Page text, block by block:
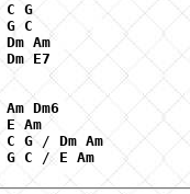
C G
G C
Dm Am
Dm E7
Am Dm6
E Am
C G / Dm Am
G C / E Am